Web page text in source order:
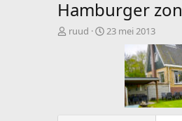
Hamburger
O
ruud
S
23 mei 2013